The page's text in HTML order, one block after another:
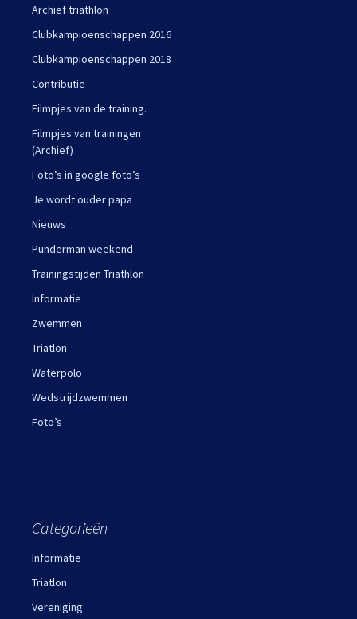
Archief triathlon
Clubkampioenschappen 2016
Clubkampioenschappen 2018
Contributie
Filmpjes van de training.
Filmpjes van trainingen
(Archief)
Foto’s in google foto’s
Je wordt ouder papa
Nieuws
Punderman weekend
Trainingstijden Triathlon
Informatie
Zwemmen
Triatlon
Waterpolo
Wedstrijdzwemmen
Foto’s
Categorieën
Informatie
Triatlon
Vereniging